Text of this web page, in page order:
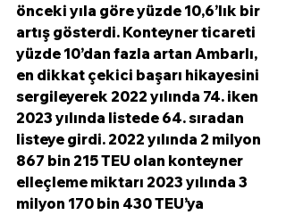
önceki yıla göre yüzde 10,6’lık bir
artış gösterdi. Konteyner ticareti
yüzde 10’dan fazla artan Ambarlı,
en dikkat çekici başarı hikayesini
sergileyerek 2022 yılında 74. iken
2023 yılında listede 64. sıradan
listeye girdi. 2022 yılında 2 milyon
867 bin 215 TEU olan konteyner
elleçleme miktarı 2023 yılında 3
milyon 170 bin 430 TEU’ya